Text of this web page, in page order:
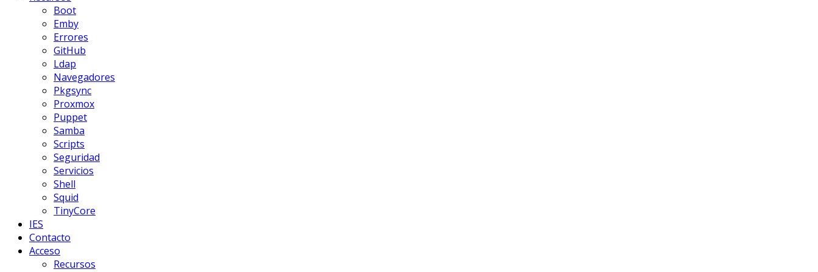
Boot
Emby
Errores
GitHub
Ldap
Navegadores
Pkgsync
Proxmox
Puppet
Samba
Scripts
Seguridad
Servicios
Shell
Squid
TinyCore
IES
Contacto
Acceso
Recursos